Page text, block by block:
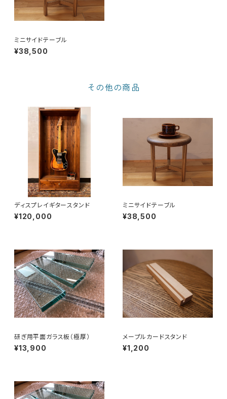
ミニサイドテーブル
¥38,500
その他の商品
ディスプレイギタースタンド
¥120,000
ミニサイドテーブル
¥38,500
研ぎ用平面ガラス板（極厚）
¥13,900
メープルカードスタンド
¥1,200